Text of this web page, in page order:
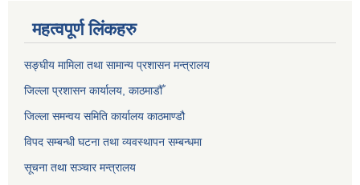
महत्वपूर्ण लिंकहरु
सङ्‍घीय मामिला तथा सामान्य प्रशासन मन्त्रालय
जिल्ला प्रशासन कार्यालय, काठमाडौँ
जिल्ला समन्वय समिति कार्यालय काठमाण्ड‌ौ
विपद सम्बन्धी घटना तथा व्यवस्थापन सम्बन्धमा
सूचना तथा सञ्चार मन्त्रालय